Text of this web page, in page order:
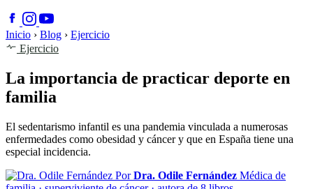
Inicio › Blog › Ejercicio
Ejercicio
La importancia de practicar deporte en
familia
El sedentarismo infantil es una pandemia vinculada a numerosas
enfermedades como obesidad y cáncer y que en España tiene una
especial incidencia.
Por Dra. Odile Fernández Médica de